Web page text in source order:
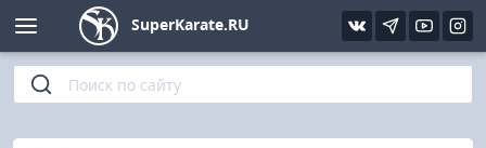
SuperKarate.RU
Киокушинкай
Кёкусин (IFK)
Фото
Видео
Интервью
Статьи
Уроки каратэ
Файлы